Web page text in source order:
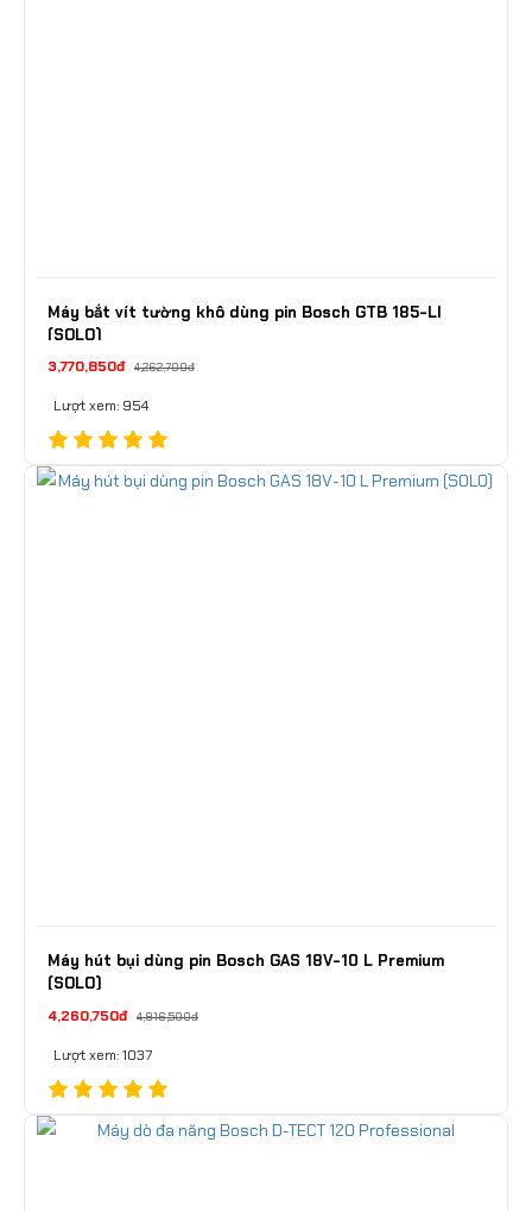
Máy bắt vít tường khô dùng pin Bosch GTB 185-LI
(SOLO)
3,770,850đ 4,262,700đ
Lượt xem: 954
Máy hút bụi dùng pin Bosch GAS 18V-10 L Premium
(SOLO)
4,260,750đ 4,816,500đ
Lượt xem: 1037